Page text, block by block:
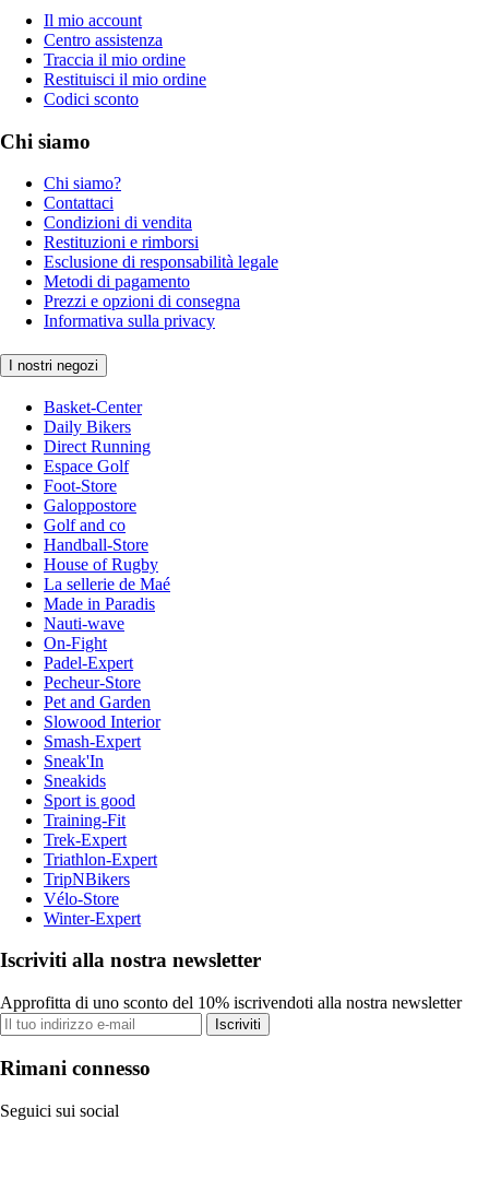
Il mio account
Centro assistenza
Traccia il mio ordine
Restituisci il mio ordine
Codici sconto
Chi siamo
Chi siamo?
Contattaci
Condizioni di vendita
Restituzioni e rimborsi
Esclusione di responsabilità legale
Metodi di pagamento
Prezzi e opzioni di consegna
Informativa sulla privacy
I nostri negozi
Basket-Center
Daily Bikers
Direct Running
Espace Golf
Foot-Store
Galoppostore
Golf and co
Handball-Store
House of Rugby
La sellerie de Maé
Made in Paradis
Nauti-wave
On-Fight
Padel-Expert
Pecheur-Store
Pet and Garden
Slowood Interior
Smash-Expert
Sneak'In
Sneakids
Sport is good
Training-Fit
Trek-Expert
Triathlon-Expert
TripNBikers
Vélo-Store
Winter-Expert
Iscriviti alla nostra newsletter
Approfitta di uno sconto del 10% iscrivendoti alla nostra newsletter
Iscriviti
Rimani connesso
Seguici sui social